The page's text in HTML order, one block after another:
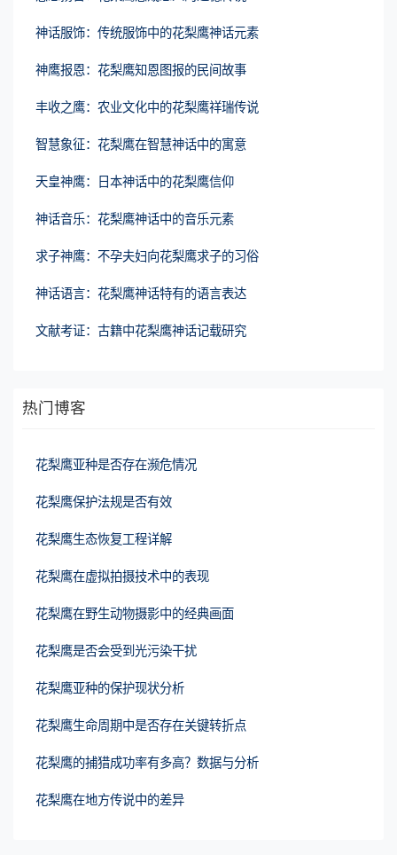
神话服饰：传统服饰中的花梨鹰神话元素
神鹰报恩：花梨鹰知恩图报的民间故事
丰收之鹰：农业文化中的花梨鹰祥瑞传说
智慧象征：花梨鹰在智慧神话中的寓意
天皇神鹰：日本神话中的花梨鹰信仰
神话音乐：花梨鹰神话中的音乐元素
求子神鹰：不孕夫妇向花梨鹰求子的习俗
神话语言：花梨鹰神话特有的语言表达
文献考证：古籍中花梨鹰神话记载研究
热门博客
花梨鹰亚种是否存在濒危情况
花梨鹰保护法规是否有效
花梨鹰生态恢复工程详解
花梨鹰在虚拟拍摄技术中的表现
花梨鹰在野生动物摄影中的经典画面
花梨鹰是否会受到光污染干扰
花梨鹰亚种的保护现状分析
花梨鹰生命周期中是否存在关键转折点
花梨鹰的捕猎成功率有多高？数据与分析
花梨鹰在地方传说中的差异